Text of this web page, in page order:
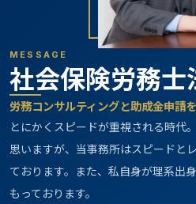
MESSAGE
社会保険労務士
労務コンサルティングと助成金申請
とにかくスピードが重視される時代
思いますが、当事務所はスピードと
ております。また、私自身が理系出
もっております。